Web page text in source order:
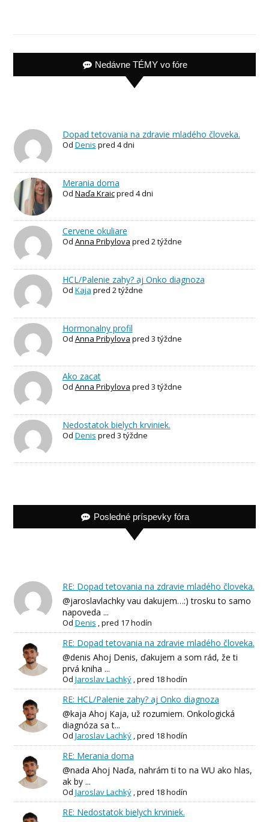
Nedávne TÉMY vo fóre
Dopad tetovania na zdravie mladého človeka.
Od Denis pred 4 dni
Merania doma
Od Naďa Kraicpred 4 dni
Cervene okuliare
Od Anna Pribylova pred 2 týždne
HCL/Palenie zahy? aj Onko diagnoza
Od Kaja pred 2 týždne
Hormonalny profil
Od Anna Pribylova pred 3 týždne
Ako zacat
Od Anna Pribylova pred 3 týždne
Nedostatok bielych krviniek.
Od Denis pred 3 týždne
Posledné príspevky fóra
RE: Dopad tetovania na zdravie mladého človeka.
@jaroslavlachky vau dakujem…:) trosku to samo
napoveda ...
Od Denis ,pred 17 hodín
RE: Dopad tetovania na zdravie mladého človeka.
@denis Ahoj Denis, ďakujem a som rád, že ti
prvá kniha ...
Od Jaroslav Lachký,pred 18 hodín
RE: HCL/Palenie zahy? aj Onko diagnoza
@kaja Ahoj Kaja, už rozumiem. Onkologická
diagnóza sa t...
Od Jaroslav Lachký,pred 18 hodín
RE: Merania doma
@nada Ahoj Naďa, nahrám ti to na WU ako hlas,
ak by ...
Od Jaroslav Lachký,pred 18 hodín
RE: Nedostatok bielych krviniek.